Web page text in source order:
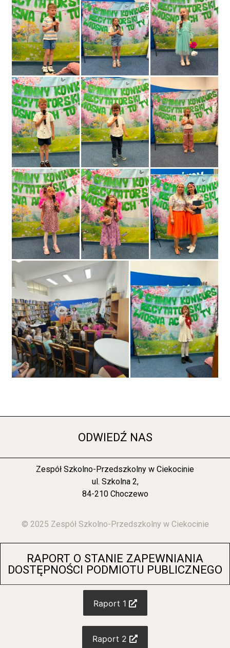
ODWIEDŹ NAS
Zespół Szkolno-Przedszkolny w Ciekocinie
ul. Szkolna 2,
84-210 Choczewo
© 2025 Zespół Szkolno-Przedszkolny w Ciekocinie
RAPORT O STANIE ZAPEWNIANIA
DOSTĘPNOŚCI PODMIOTU PUBLICZNEGO
Raport 1
Raport 2